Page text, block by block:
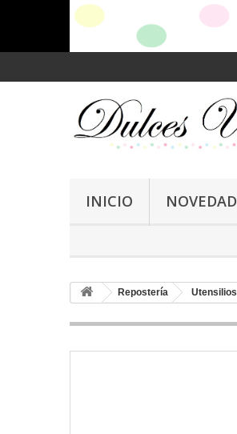
INICIO
Repostería